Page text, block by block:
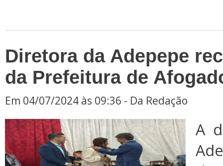
Diretora da Adepepe
da Prefeitura de
Em 04/07/2024 às 09:36 - Da Redação
A